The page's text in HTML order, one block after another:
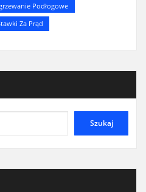
Podłogowe
Za Prąd
Szukaj